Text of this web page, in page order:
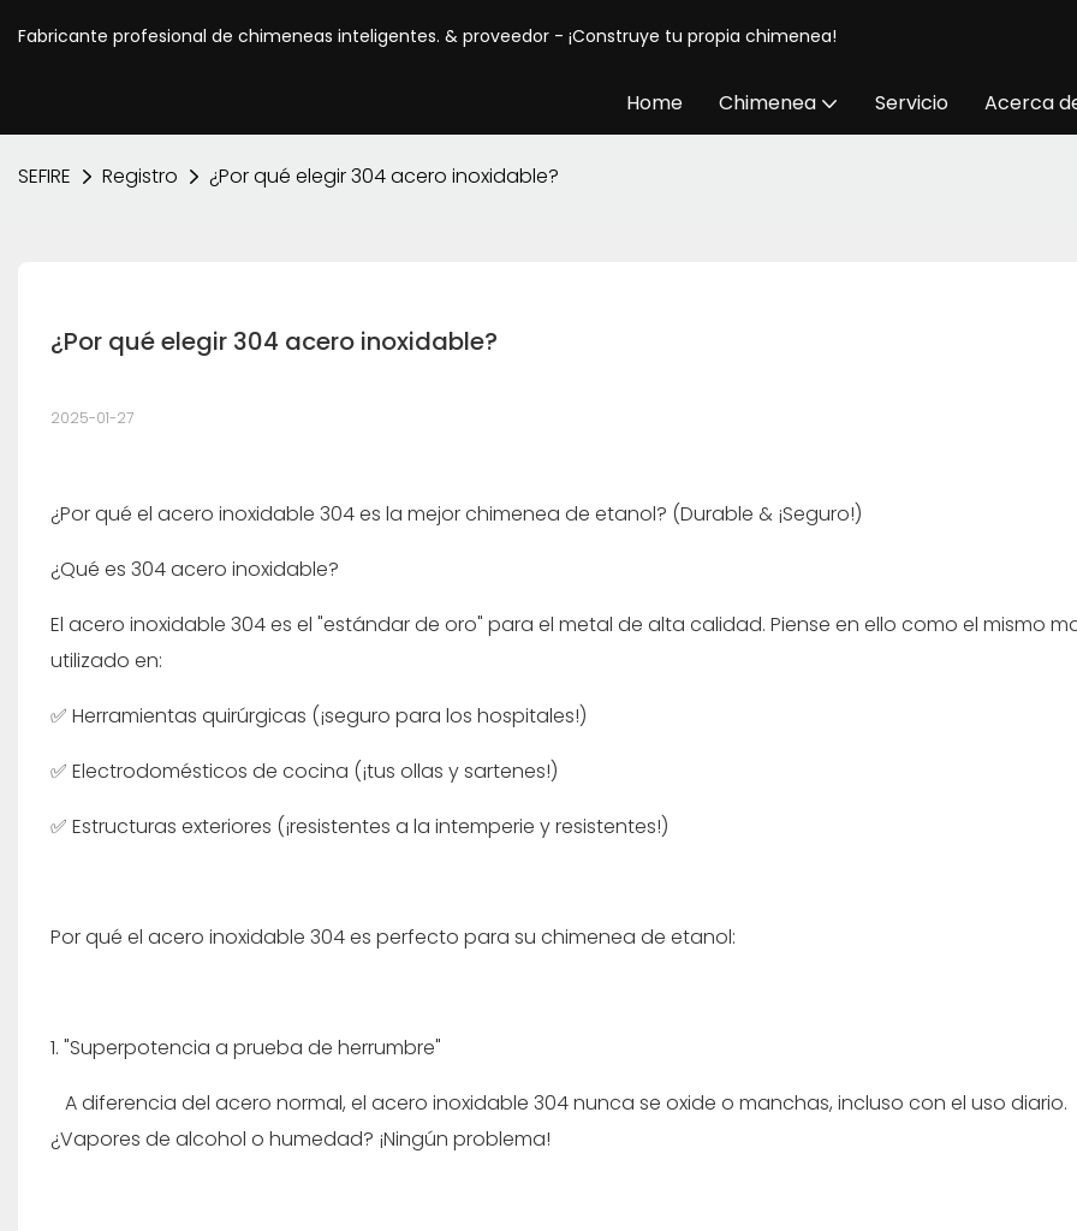
Fabricante profesional de chimeneas inteligentes. & proveedor - ¡Construye tu propia chimenea!
Home Chimenea Servicio Acerca
SEFIRE Registro ¿Por qué elegir 304 acero inoxidable?
¿Por qué elegir 304 acero inoxidable?
2025-01-27
¿Por qué el acero inoxidable 304 es la mejor chimenea de etanol? (Durable & ¡Seguro!)
¿Qué es 304 acero inoxidable?
El acero inoxidable 304 es el "estándar de oro" para el metal de alta calidad. Piense en ello como el mismo
utilizado en:
✅ Herramientas quirúrgicas (¡seguro para los hospitales!)
✅ Electrodomésticos de cocina (¡tus ollas y sartenes!)
✅ Estructuras exteriores (¡resistentes a la intemperie y resistentes!)
Por qué el acero inoxidable 304 es perfecto para su chimenea de etanol:
1. "Superpotencia a prueba de herrumbre"
A diferencia del acero normal, el acero inoxidable 304 nunca se oxide o manchas, incluso con el uso diario.
¿Vapores de alcohol o humedad? ¡Ningún problema!